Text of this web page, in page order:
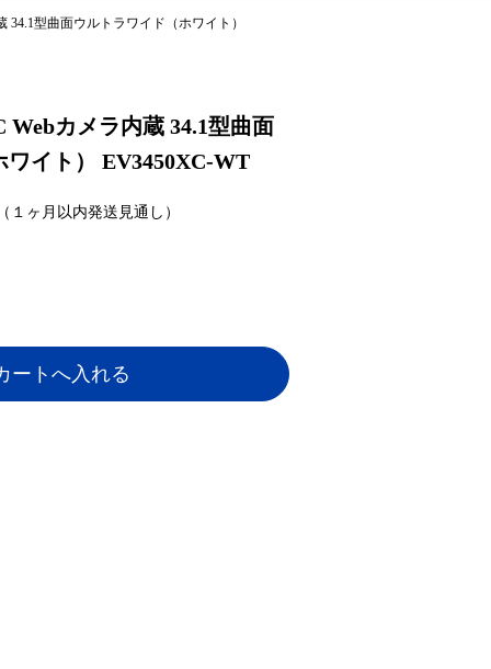
34.1型曲面ウルトラワイド（ホワイト）
Webカメラ内蔵 34.1型曲面
イト） EV3450XC-WT
１ヶ月以内発送見通し）
ートへ入れる